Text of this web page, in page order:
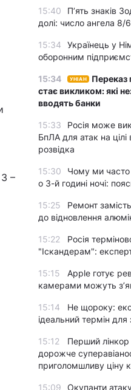
–
15:40
П’ять знаків
долі: число ангела 8/
15:34
Українець у
оборонним
15:34 УНІАН
Переказ
стає викликом: які
вводять банки
15:33
Росія може
БпЛА для атак на цілі
розвідка
15:30
Чому ми
о 3-й годині ночі:
15:25
Ремонт
до відновлення
15:22
Росія
"Іскандерам":
15:15
Apple готує
камерами можуть
15:14
Не щороку:
ідеальний термін
15:12
Перший
дорожче
приголомшливу ціну
15:09 Окупанти